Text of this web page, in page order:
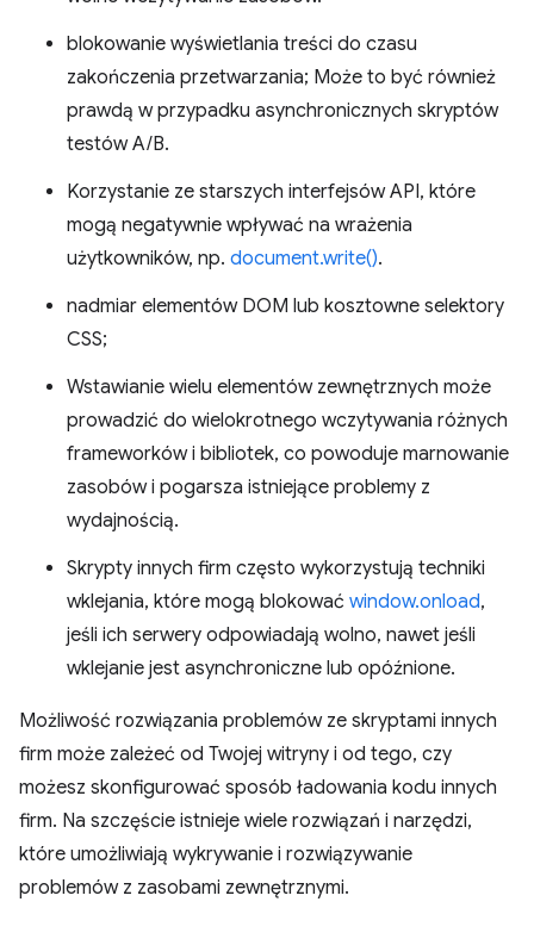
blokowanie wyświetlania treści do czasu
zakończenia przetwarzania; Może to być również
prawdą w przypadku asynchronicznych skryptów
testów A/B.
Korzystanie ze starszych interfejsów API, które
mogą negatywnie wpływać na wrażenia
użytkowników, np. document.write().
nadmiar elementów DOM lub kosztowne selektory
CSS;
Wstawianie wielu elementów zewnętrznych może
prowadzić do wielokrotnego wczytywania różnych
frameworków i bibliotek, co powoduje marnowanie
zasobów i pogarsza istniejące problemy z
wydajnością.
Skrypty innych firm często wykorzystują techniki
wklejania, które mogą blokować window.onload,
jeśli ich serwery odpowiadają wolno, nawet jeśli
wklejanie jest asynchroniczne lub opóźnione.
Możliwość rozwiązania problemów ze skryptami innych
firm może zależeć od Twojej witryny i od tego, czy
możesz skonfigurować sposób ładowania kodu innych
firm. Na szczęście istnieje wiele rozwiązań i narzędzi,
które umożliwiają wykrywanie i rozwiązywanie
problemów z zasobami zewnętrznymi.